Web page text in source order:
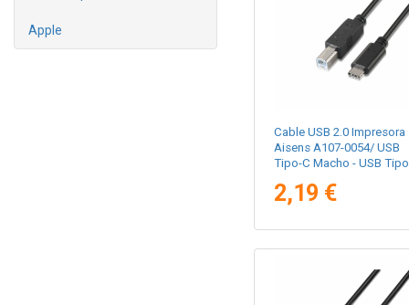
Apple
Cable USB 2.0 Impresora
Aisens A107-0054/ USB
Tipo-C Macho - USB
Negro
2,19 €